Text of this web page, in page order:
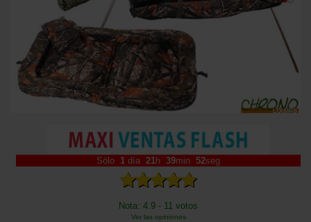
Sólo 1 día 21 h 39min 50seg
Nota: 4.9 - 11 votos
Ver las opiniones